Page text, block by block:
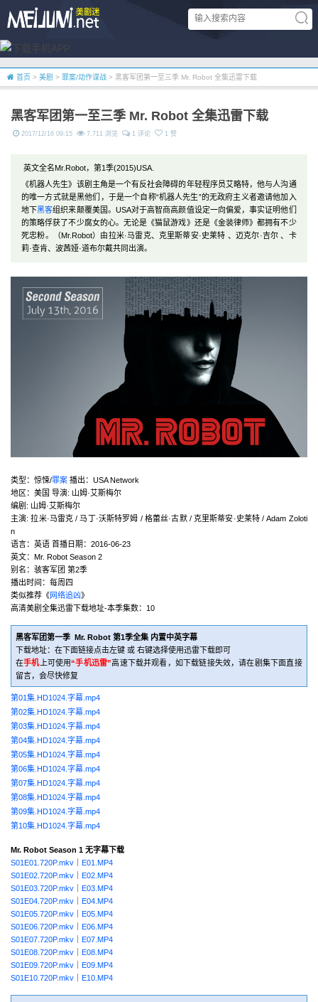
首页 > 美剧 > 罪案/动作谍战 > 黑客军团第一至三季 Mr. Robot 全集迅雷下载
黑客军团第一至三季 Mr. Robot 全集迅雷下载
2017/12/16 09:15 7,711 浏览 1 评论 1 赞
英文全名Mr.Robot，第1季(2015)USA.
《机器人先生》该剧主角是一个有反社会障碍的年轻程序员艾略特，他与人沟通
的唯一方式就是黑他们，于是一个自称“机器人先生”的无政府主义者邀请他加入
地下黑客组织来颠覆美国。USA对于高智商高颜值设定一向偏爱，事实证明他们
的策略俘获了不少腐女的心。无论是《猫鼠游戏》还是《金装律师》都拥有不少
死忠粉。（Mr.Robot）由拉米·马雷克、克里斯蒂安·史莱特 、迈克尔·吉尔 、卡
莉·查肯、波茜娅·道布尔戴共同出演。
类型：惊悚/罪案 播出：USA Network
地区：美国 导演: 山姆·艾斯梅尔
编剧: 山姆·艾斯梅尔
主演: 拉米·马雷克 / 马丁·沃斯特罗姆 / 格蕾丝·古默 / 克里斯蒂安·史莱特 / Adam Zoloti
n
语言：英语 首播日期：2016-06-23
英文：Mr. Robot Season 2
别名：骇客军团 第2季
播出时间：每周四
类似推荐《 网络追凶》
高清美剧全集迅雷下载地址-本季集数：10
黑客军团第一季 Mr. Robot 第1季全集 内置中英字幕
下载地址：在下面链接点击左键 或 右键选择使用迅雷下载即可
在手机上可使用“手机迅雷”高速下载并观看，如下载链接失效，请在剧集下面直接
留言，会尽快修复
第01集.HD1024.字幕.mp4
第02集.HD1024.字幕.mp4
第03集.HD1024.字幕.mp4
第04集.HD1024.字幕.mp4
第05集.HD1024.字幕.mp4
第06集.HD1024.字幕.mp4
第07集.HD1024.字幕.mp4
第08集.HD1024.字幕.mp4
第09集.HD1024.字幕.mp4
第10集.HD1024.字幕.mp4
Mr. Robot Season 1 无字幕下载
S01E01.720P.mkv
E01.MP4
S01E02.720P.mkv
E02.MP4
S01E03.720P.mkv
E03.MP4
S01E04.720P.mkv
E04.MP4
S01E05.720P.mkv
E05.MP4
S01E06.720P.mkv
E06.MP4
S01E07.720P.mkv
E07.MP4
S01E08.720P.mkv
E08.MP4
S01E09.720P.mkv
E09.MP4
S01E10.720P.mkv
E10.MP4